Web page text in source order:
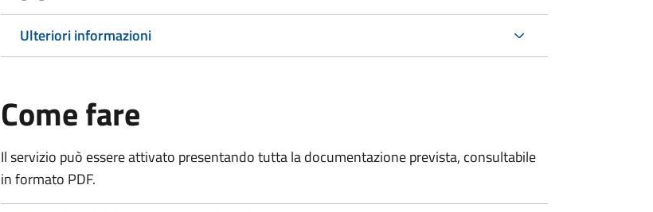
Ulteriori informazioni
Come fare
Il servizio può essere attivato presentando tutta la documentazione prevista, consultabile
in formato PDF.